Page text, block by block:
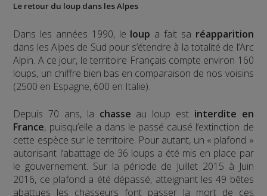
Le retour du loup dans les Alpes
Dans les années 1990, le loup a fait sa réapparition
dans les Alpes de Sud pour s’étendre à la totalité de l’Arc
Alpin. A ce jour, le territoire Français compte environ 160
loups, un chiffre bien bas en comparaison de nos voisins
(2500 en Espagne, 600 en Italie).
Depuis 70 ans, la chasse au loup est interdite en
France, puisqu’elle a dans le passé causé l’extinction de
cette espèce sur le territoire. Pour autant, un « plafond »
autorisant l’abattage de 36 loups a été mis en place par
le gouvernement. Sur la période de Juillet 2015 à Juin
2016, ce plafond a été dépassé, atteignant les 49 bêtes
abattues les chasseurs font passer la mort de ces